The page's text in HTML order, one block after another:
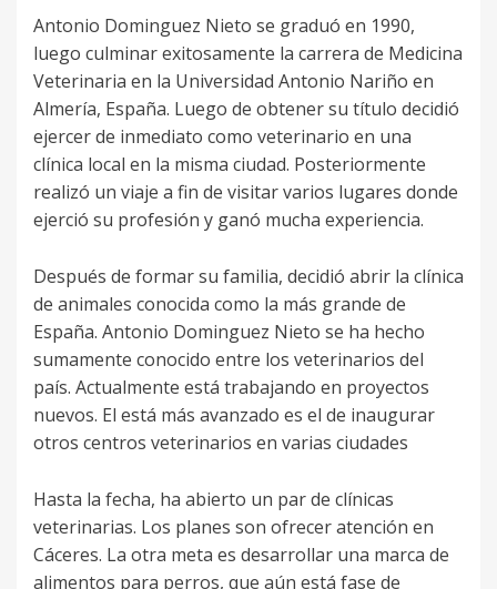
Antonio Dominguez Nieto se graduó en 1990,
luego culminar exitosamente la carrera de Medicina
Veterinaria en la Universidad Antonio Nariño en
Almería, España. Luego de obtener su título decidió
ejercer de inmediato como veterinario en una
clínica local en la misma ciudad. Posteriormente
realizó un viaje a fin de visitar varios lugares donde
ejerció su profesión y ganó mucha experiencia.
Después de formar su familia, decidió abrir la clínica
de animales conocida como la más grande de
España. Antonio Dominguez Nieto se ha hecho
sumamente conocido entre los veterinarios del
país. Actualmente está trabajando en proyectos
nuevos. El está más avanzado es el de inaugurar
otros centros veterinarios en varias ciudades
Hasta la fecha, ha abierto un par de clínicas
veterinarias. Los planes son ofrecer atención en
Cáceres. La otra meta es desarrollar una marca de
alimentos para perros, que aún está fase de